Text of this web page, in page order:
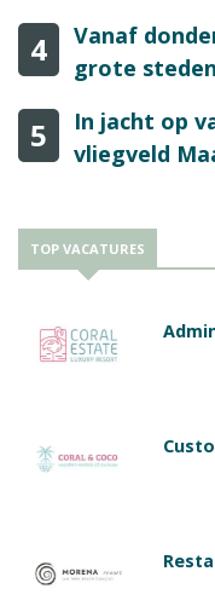
4
Vanaf
grote
5
In jacht op
vliegveld
TOP VACATURES